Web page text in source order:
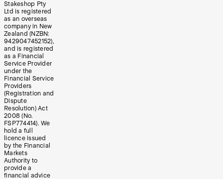
Stakeshop Pty
Ltd is registered
as an overseas
company in New
Zealand (NZBN:
9429047452152),
and is registered
as a Financial
Service Provider
under the
Financial Service
Providers
(Registration and
Dispute
Resolution) Act
2008 (No.
FSP774414). We
hold a full
licence issued
by the Financial
Markets
Authority to
provide a
financial advice